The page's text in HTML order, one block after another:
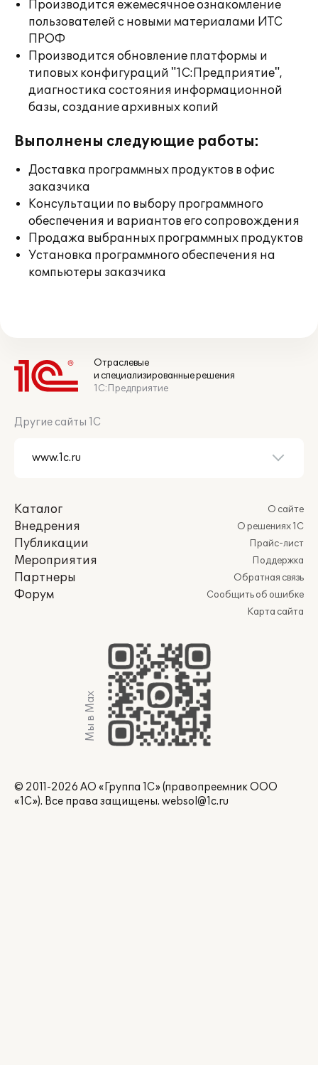
Производится ежемесячное ознакомление
пользователей с новыми материалами ИТС
ПРОФ
Производится обновление платформы и
типовых конфигураций "1С:Предприятие",
диагностика состояния информационной
базы, создание архивных копий
Выполнены следующие работы:
Доставка программных продуктов в офис
заказчика
Консультации по выбору программного
обеспечения и вариантов его сопровождения
Продажа выбранных программных продуктов
Установка программного обеспечения на
компьютеры заказчика
Отраслевые
и специализированные решения
1С:Предприятие
Другие сайты 1С
Каталог
Внедрения
Публикации
Мероприятия
Партнеры
Форум
О сайте
О решениях 1С
Прайс-лист
Поддержка
Обратная связь
Сообщить об ошибке
Карта сайта
Мы в Max
© 2011-2026 АО «Группа 1С» (правопреемник ООО
«1С»). Все права защищены. websol@1c.ru